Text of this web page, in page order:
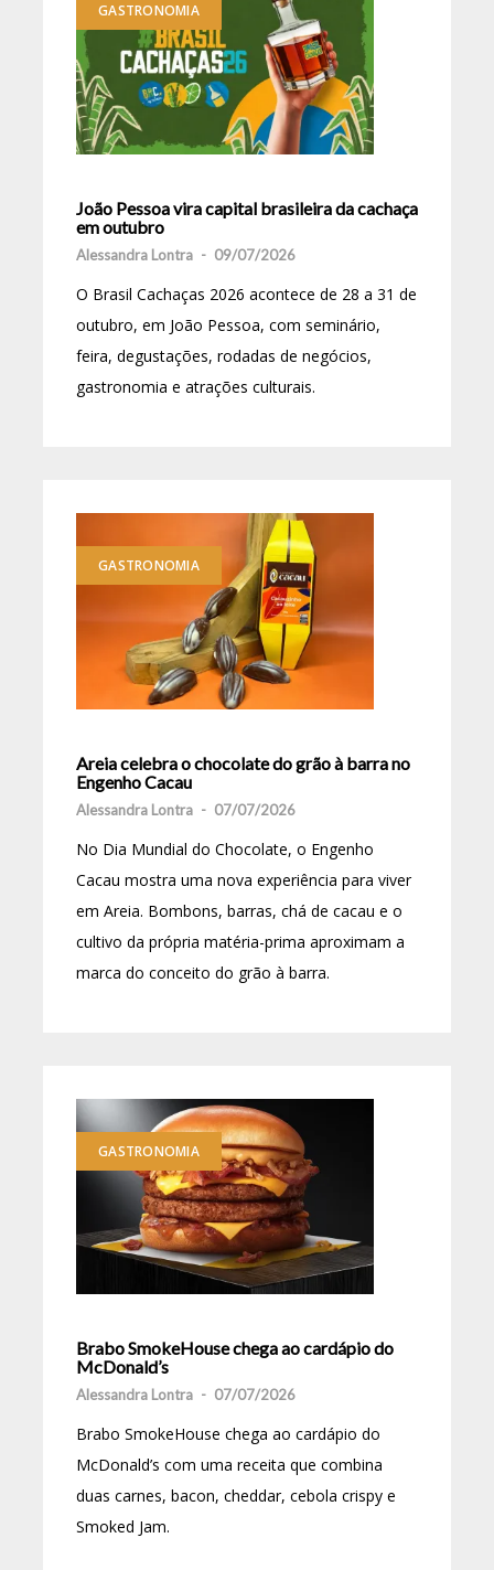
GASTRONOMIA
João Pessoa vira capital brasileira da cachaça
em outubro
Alessandra Lontra - 09/07/2026
O Brasil Cachaças 2026 acontece de 28 a 31 de
outubro, em João Pessoa, com seminário,
feira, degustações, rodadas de negócios,
gastronomia e atrações culturais.
GASTRONOMIA
Areia celebra o chocolate do grão à barra no
Engenho Cacau
Alessandra Lontra - 07/07/2026
No Dia Mundial do Chocolate, o Engenho
Cacau mostra uma nova experiência para viver
em Areia. Bombons, barras, chá de cacau e o
cultivo da própria matéria-prima aproximam a
marca do conceito do grão à barra.
GASTRONOMIA
Brabo SmokeHouse chega ao cardápio do
McDonald’s
Alessandra Lontra - 07/07/2026
Brabo SmokeHouse chega ao cardápio do
McDonald’s com uma receita que combina
duas carnes, bacon, cheddar, cebola crispy e
Smoked Jam.